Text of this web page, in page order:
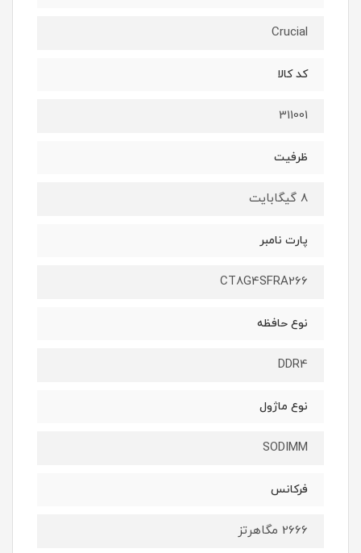
Crucial
کد کالا
311001
ظرفیت
۸ گیگابایت
پارت نامبر
CT8G4SFRA266
نوع حافظه
DDR4
نوع ماژول
SODIMM
فرکانس
2666 مگاهرتز